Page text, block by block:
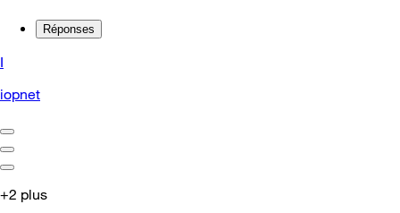
Réponses
I
iopnet
+2 plus